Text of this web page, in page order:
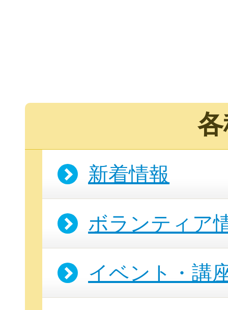
ボランティ
企業・
ログイ
新着情報
ボランティア
イベント・講